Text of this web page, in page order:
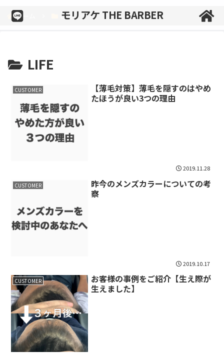
ホーム LIFE
LIFE
CUSTOMER
【薄毛対策】薄毛を隠すのはやめ
たほうが良い3つの理由
2019.11.28
CUSTOMER
昨今のメンズカラーについての考
察
2019.10.17
CUSTOMER
お客様の事例をご紹介【生え際が
生えました】
モリアケ THE BARBER